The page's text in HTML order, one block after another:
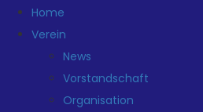
Home
Verein
News
Vorstandschaft
Organisation